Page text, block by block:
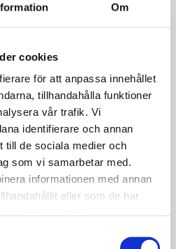
Om
cookies
för att anpassa innehållet
tillhandahålla funktioner
vår trafik. Vi
identifierare och annan
till de sociala medier och
som vi samarbetar med.
informationen med annan
eller som de har
–